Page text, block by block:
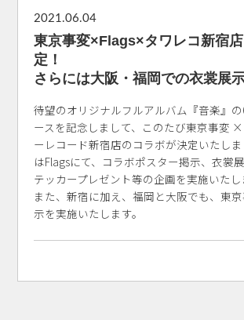
2021.06.04
東京事変×Flags×タワレコ新宿
定！
さらには大阪・福岡での衣裳展
待望のオリジナルフルアルバム『音楽』の
ースを記念しまして、このたび東京事変
ーレコード新宿店のコラボが決定いたし
はFlagsにて、コラボポスター掲示、衣裳
テッカープレゼント等の企画を実施いたし
また、新宿に加え、福岡と大阪でも、東
示を実施いたします。